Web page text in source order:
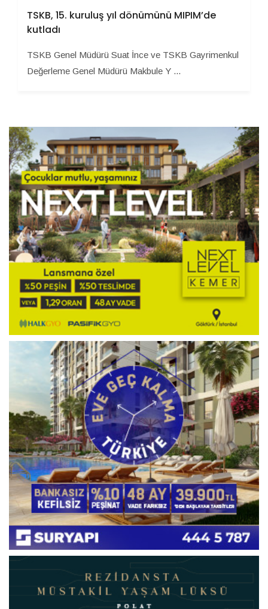
TSKB, 15. kuruluş yıl dönümünü MIPIM’de
kutladı
TSKB Genel Müdürü Suat İnce ve TSKB Gayrimenkul
Değerleme Genel Müdürü Makbule Y ...